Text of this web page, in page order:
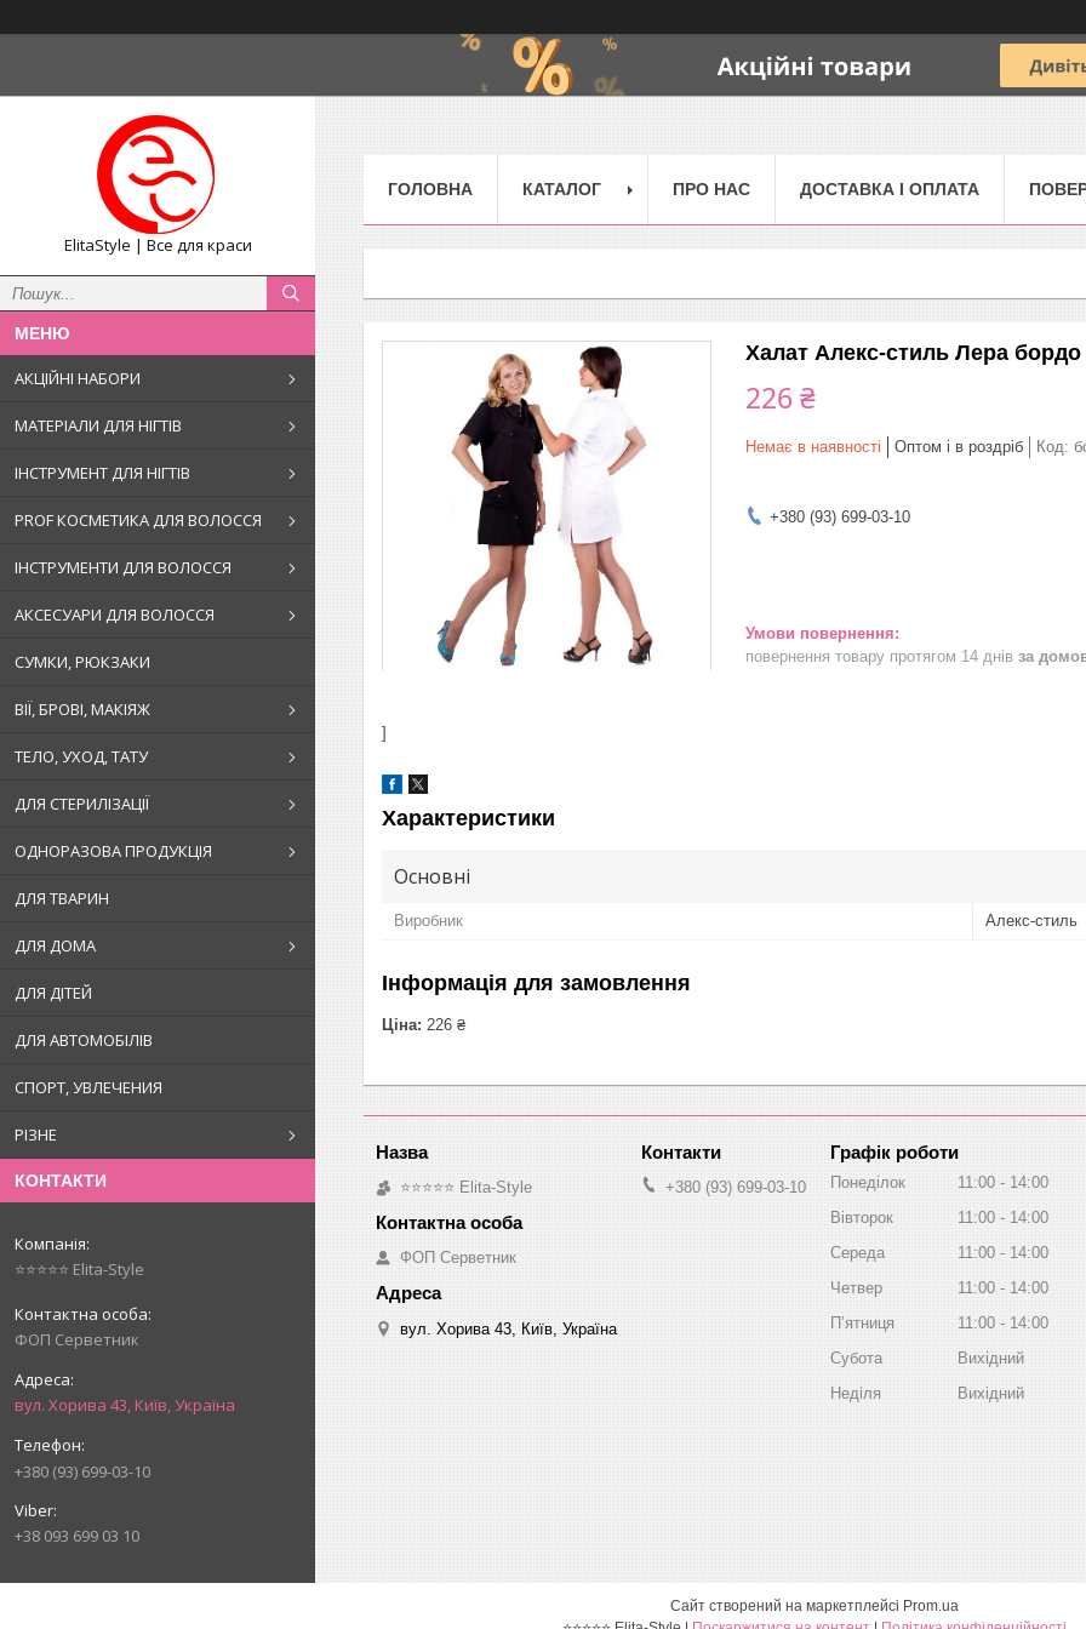
ElitaStyle | Все для краси
АКЦІЙНІ НАБОРИ
МАТЕРІАЛИ ДЛЯ НІГТІВ
ІНСТРУМЕНТ ДЛЯ НІГТІВ
PROF КОСМЕТИКА ДЛЯ ВОЛОССЯ
ІНСТРУМЕНТИ ДЛЯ ВОЛОССЯ
АКСЕСУАРИ ДЛЯ ВОЛОССЯ
СУМКИ, РЮКЗАКИ
ВІЇ, БРОВІ, МАКІЯЖ
ТЕЛО, УХОД, ТАТУ
ДЛЯ СТЕРИЛІЗАЦІЇ
ОДНОРАЗОВА ПРОДУКЦІЯ
ДЛЯ ТВАРИН
ДЛЯ ДОМА
ДЛЯ ДІТЕЙ
ДЛЯ АВТОМОБІЛІВ
СПОРТ, УВЛЕЧЕНИЯ
РІЗНЕ
КОНТАКТИ
⭐⭐⭐⭐⭐ Elita-Style
ФОП Серветник
вул. Хорива 43, Київ, Україна
+380 (93) 699-03-10
+38 093 699 03 10
ГОЛОВНА КАТАЛОГ ПРО НАС ДОСТАВКА І ОПЛАТА
Халат Алекс-стиль Лера бордо
226 ₴
Немає в наявності Оптом і в роздріб Код:
+380 (93) 699-03-10
повернення товару протягом 14 днів за
]
Характеристики
Основні
Виробник Алекс-стиль
Інформація для замовлення
Ціна: 226 ₴
⭐⭐⭐⭐⭐ Elita-Style
ФОП Серветник
вул. Хорива 43, Київ, Україна
+380 (93) 699-03-10
Графік роботи
Понеділок 11:00
14:00
Вівторок
11:00
14:00
Середа
11:00
14:00
Четвер
11:00
14:00
Пʼятниця
11:00
14:00
Субота
Вихідний
Неділя
Вихідний
Сайт створений на маркетплейсі Prom.ua